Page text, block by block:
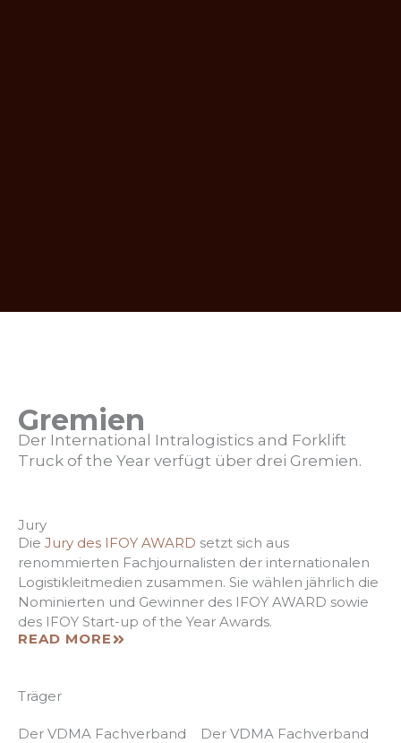
Gremien
Der International Intralogistics and Forklift
Truck of the Year verfügt über drei Gremien.
Jury
Die Jury des IFOY AWARD setzt sich aus
renommierten Fachjournalisten der internationalen
Logistikleitmedien zusammen. Sie wählen jährlich die
Nominierten und Gewinner des IFOY AWARD sowie
des IFOY Start-up of the Year Awards.
READ MORE
Träger
Der VDMA Fachverband
Der VDMA Fachverband